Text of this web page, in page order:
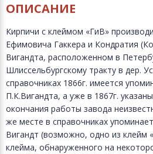
ОПИСАНИЕ
Кирпичи с клеймом «ГиВ»
Ефимовича Гаккера и Кондратия
Вигандта, расположенном в
Шлиссельбургскому тракту в дер.
справочниках 1866г. имеется
П.К.Вигандта, а уже в 1867г.
окончания работы завода
же месте в справочниках
Вигандт (возможно, одно из клейм
клейма, обнаруженного на